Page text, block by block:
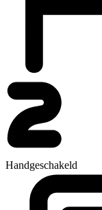
Handgeschakeld